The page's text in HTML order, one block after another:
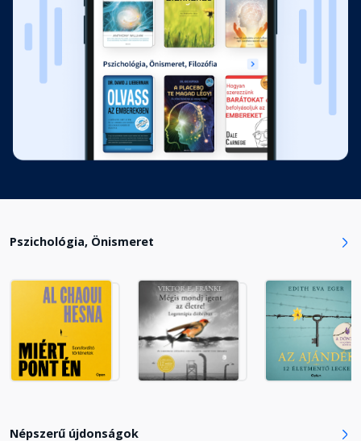
14. A hősies magyar
Fejezet hossza: 00:16:04
15. A hagyományőrző magyar
Fejezet hossza: 00:22:28
17. Az öntudatos magyar
Fejezet hossza: 00:18:26
18. A tüzes szemű magyar
Fejezet hossza: 00:22:28
Pszichológia, Önismeret
Népszerű újdonságok